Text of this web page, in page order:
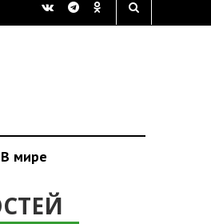
В мире